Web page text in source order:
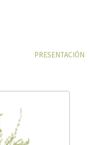
PRESENTACIÓN